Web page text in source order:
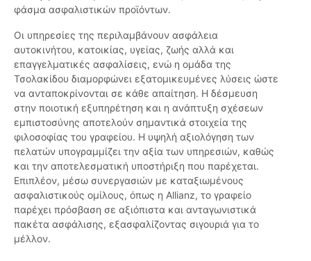
φάσμα ασφαλιστικών προϊόντων.
Οι υπηρεσίες της περιλαμβάνουν ασφάλεια
αυτοκινήτου, κατοικίας, υγείας, ζωής αλλά και
επαγγελματικές ασφαλίσεις, ενώ η ομάδα της
Τσολακίδου διαμορφώνει εξατομικευμένες λύσεις ώστε
να ανταποκρίνονται σε κάθε απαίτηση. Η δέσμευση
στην ποιοτική εξυπηρέτηση και η ανάπτυξη σχέσεων
εμπιστοσύνης αποτελούν σημαντικά στοιχεία της
φιλοσοφίας του γραφείου. Η υψηλή αξιολόγηση των
πελατών υπογραμμίζει την αξία των υπηρεσιών, καθώς
και την αποτελεσματική υποστήριξη που παρέχεται.
Επιπλέον, μέσω συνεργασιών με καταξιωμένους
ασφαλιστικούς ομίλους, όπως η Allianz, το γραφείο
παρέχει πρόσβαση σε αξιόπιστα και ανταγωνιστικά
πακέτα ασφάλισης, εξασφαλίζοντας σιγουριά για το
μέλλον.